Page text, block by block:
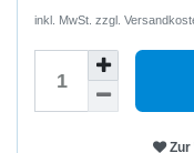
inkl. MwSt. zzgl.
Zur